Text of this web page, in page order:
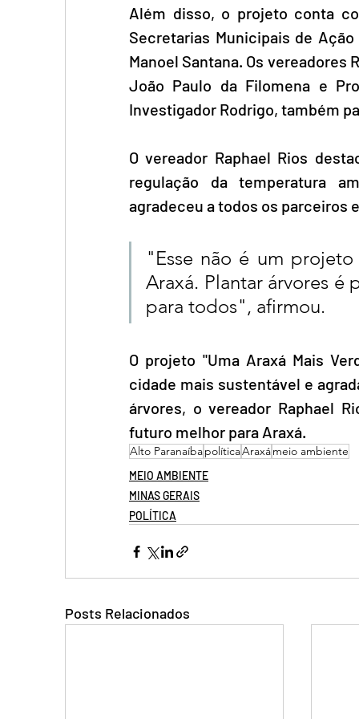
Além disso, o projeto conta
Secretarias Municipais de
Manoel Santana. Os vereadores
João Paulo da Filomena e
Investigador Rodrigo, também
O vereador Raphael Rios
regulação da temperatura
agradeceu a todos os parceiros
"Esse não é um
Araxá. Plantar árvores
para todos", afirmou.
O projeto "Uma Araxá Mais
cidade mais sustentável e
árvores, o vereador Raphael
futuro melhor para Araxá.
Alto ParanaíbapolíticaAraxámeio ambiente
MEIO AMBIENTE
MINAS GERAIS
POLÍTICA
Posts Relacionados